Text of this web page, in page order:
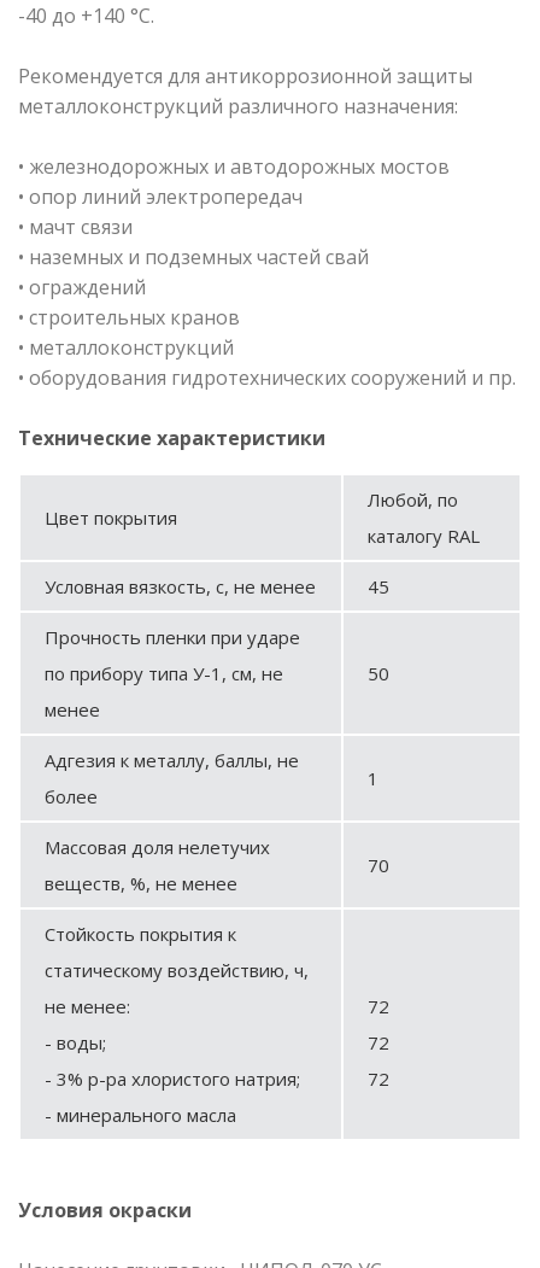
-40 до +140 °С.
Рекомендуется для антикоррозионной защиты
металлоконструкций различного назначения:
• железнодорожных и автодорожных мостов
• опор линий электропередач
• мачт связи
• наземных и подземных частей свай
• ограждений
• строительных кранов
• металлоконструкций
• оборудования гидротехнических сооружений и пр.
Технические характеристики
Цвет покрытия
Любой, по
каталогу RAL
Условная вязкость, с, не менее 45
Прочность пленки при ударе
по прибору типа У-1, см, не
менее
50
Адгезия к металлу, баллы, не
более
1
Массовая доля нелетучих
веществ, %, не менее
70
Стойкость покрытия к
статическому воздействию, ч,
не менее:
- воды;
- 3% р-ра хлористого натрия;
- минерального масла
72
72
72
Условия окраски